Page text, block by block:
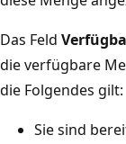
Das Feld
die verfügbare
die Folgendes gilt:
Sie sind